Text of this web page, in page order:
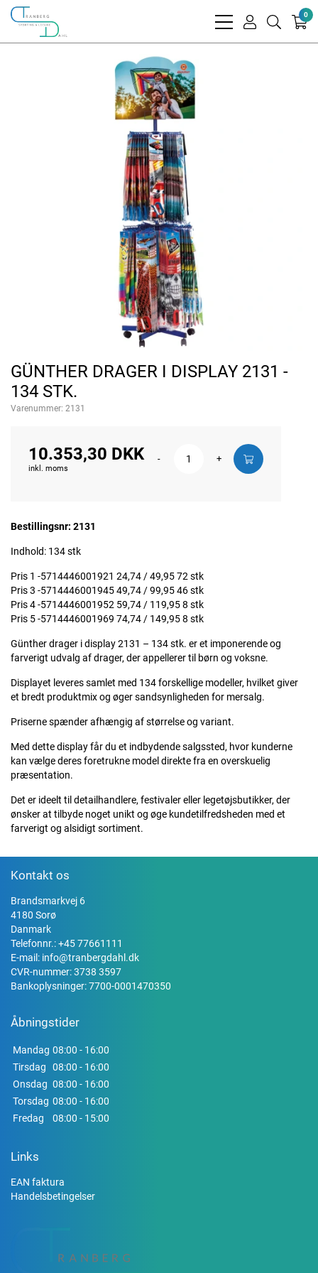
bars
user
search
0
GÜNTHER DRAGER I DISPLAY 2131 -
134 STK.
Varenummer: 2131
10.353,30 DKK
inkl. moms
- +
Bestillingsnr: 2131
Indhold: 134 stk
Pris 1 -5714446001921 24,74 / 49,95 72 stk
Pris 3 -5714446001945 49,74 / 99,95 46 stk
Pris 4 -5714446001952 59,74 / 119,95 8 stk
Pris 5 -5714446001969 74,74 / 149,95 8 stk
Günther drager i display 2131 – 134 stk. er et imponerende og
farverigt udvalg af drager, der appellerer til børn og voksne.
Displayet leveres samlet med 134 forskellige modeller, hvilket giver
et bredt produktmix og øger sandsynligheden for mersalg.
Priserne spænder afhængig af størrelse og variant.
Med dette display får du et indbydende salgssted, hvor kunderne
kan vælge deres foretrukne model direkte fra en overskuelig
præsentation.
Det er ideelt til detailhandlere, festivaler eller legetøjsbutikker, der
ønsker at tilbyde noget unikt og øge kundetilfredsheden med et
farverigt og alsidigt sortiment.
Kontakt os
Brandsmarkvej 6
4180 Sorø
Danmark
Telefonnr.:+45 77661111
E-mail: info@tranbergdahl.dk
CVR-nummer: 3738 3597
Bankoplysninger: 7700-0001470350
Åbningstider
Mandag 08:00 - 16:00
Tirsdag
08:00 - 16:00
Onsdag 08:00 - 16:00
Torsdag 08:00 - 16:00
Fredag
08:00 - 15:00
Links
EAN faktura
Handelsbetingelser